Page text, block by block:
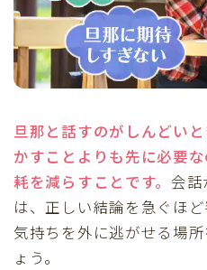
旦那と話すのがしんどい
かすことよりも先に必要
耗を減らすことです。 会話
は、正しい結論を急ぐほ
気持ちを外に逃がせる場
ょう。